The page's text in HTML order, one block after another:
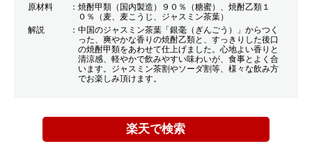
原材料
焼酎甲類（国内製造）９０％（糖蜜）、焼酎乙類１
０％（麦、麦こうじ、ジャスミン茶葉）
解説
中国のジャスミン茶葉「銀毫（ぎんごう）」からつく
った、爽やかな香りの焼酎乙類と、すっきりした後口
の焼酎甲類をあわせて仕上げました。心地よい香りと
清涼感、軽やかで飲みやすい味わいが、食事とよく合
います。ジャスミン茶割やソーダ割等、様々な飲み方
でお楽しみ頂けます。
楽天で検索